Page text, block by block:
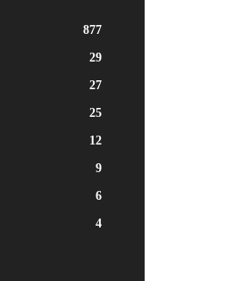
877
29
27
25
12
9
6
4